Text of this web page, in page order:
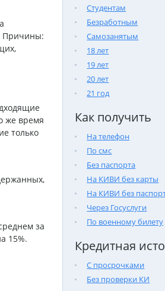
Студентам
Безработным
Самозанятым
18 лет
19 лет
20 лет
21 год
Как получить
На телефон
По смс
Без паспорта
На КИВИ без карты
На КИВИ без
Через Госуслуги
По военному билету
Кредитная
С просрочками
Без проверки КИ
Причины:
же время
только
за
15%.